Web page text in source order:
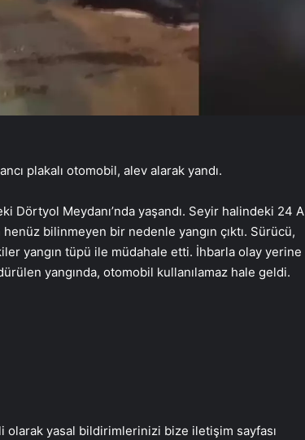
plakalı otomobil, alev alarak yandı.
Dörtyol Meydanı’nda yaşandı. Seyir halindeki 24 A
bilinmeyen bir nedenle yangın çıktı. Sürücü,
yangın tüpü ile müdahale etti. İhbarla olay yerine
yangında, otomobil kullanılamaz hale geldi.
olarak yasal bildirimlerinizi bize iletişim sayfası
Nasılnedir.com